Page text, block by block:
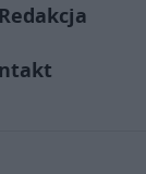
Redakcja